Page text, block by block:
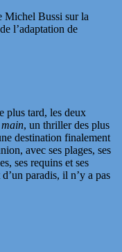
Michel Bussi sur la
l’adaptation de
plus tard, les deux
main, un thriller des plus
destination finalement
avec ses plages, ses
ses requins et ses
paradis, il n’y a pas